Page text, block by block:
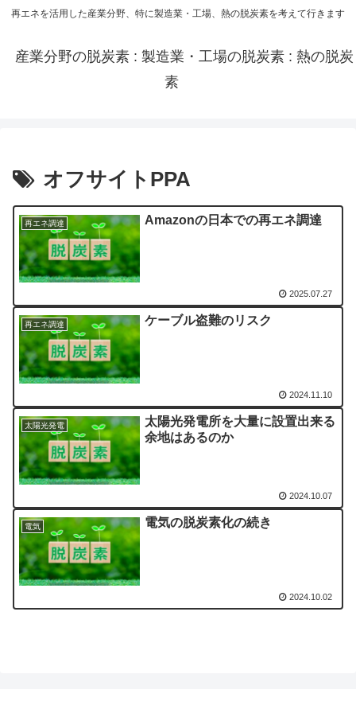
再エネを活用した産業分野、特に製造業・工場、熱の脱炭素を考えて行きます
産業分野の脱炭素 : 製造業・工場の脱炭素 : 熱の脱炭
素
オフサイトPPA
再エネ調達 Amazonの日本での再エネ調達
2025.07.27
再エネ調達 ケーブル盗難のリスク
2024.11.10
太陽光発電
太陽光発電所を大量に設置出来る
余地はあるのか
2024.10.07
電気 電気の脱炭素化の続き
2024.10.02